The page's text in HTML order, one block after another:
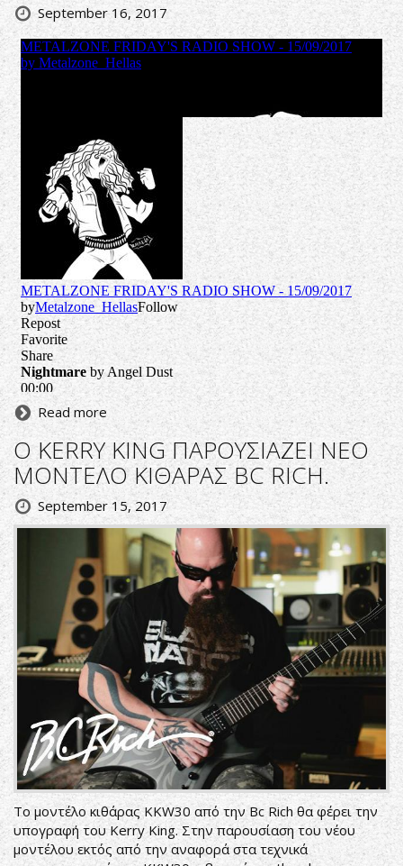
September 16, 2017
Read more
Ο KERRY KING ΠΑΡΟΥΣΙΑΖΕΙ NEO
ΜΟΝΤΕΛΟ ΚΙΘΑΡΑΣ BC RICH.
September 15, 2017
Το μοντέλο κιθάρας KKW30 από την Bc Rich θα φέρει την
υπογραφή του Kerry King. Στην παρουσίαση του νέου
μοντέλου εκτός από την αναφορά στα τεχνικά